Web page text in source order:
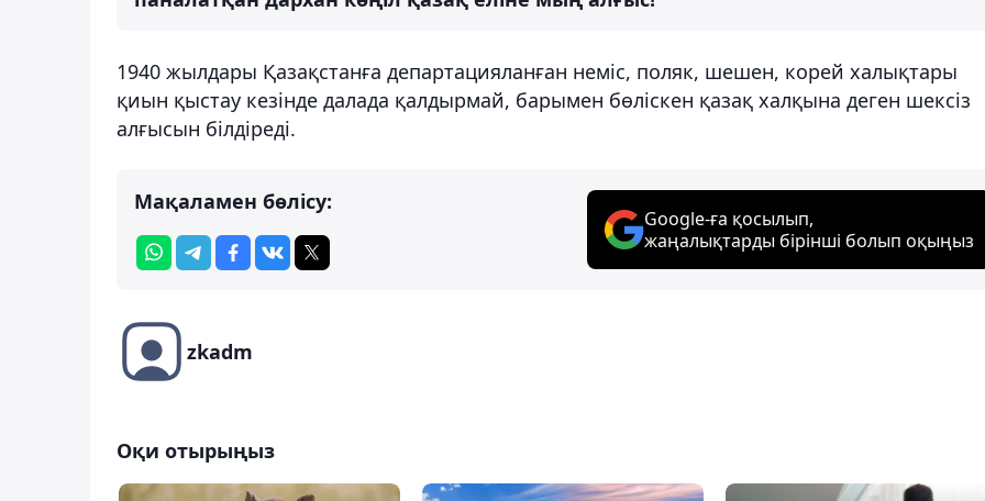
1940 жылдары Қазақстанға департацияланған неміс, поляк, шешен, корей халықтары
қиын қыстау кезінде далада қалдырмай, барымен бөліскен қазақ халқына деген шексіз
алғысын білдіреді.
Мақаламен бөлісу:
Google-ға қосылып,
жаңалықтарды бірінші болып оқыңыз
zkadm
Оқи отырыңыз